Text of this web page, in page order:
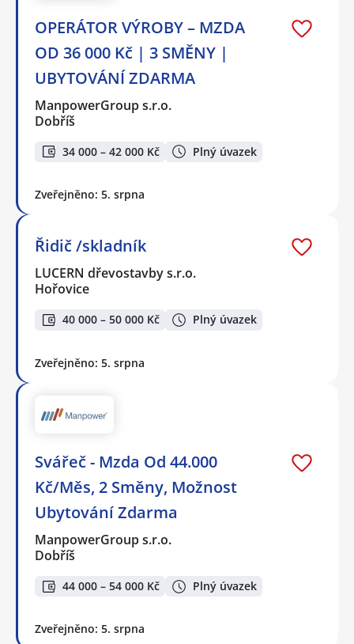
OPERÁTOR VÝROBY – MZDA
OD 36 000 Kč | 3 SMĚNY |
UBYTOVÁNÍ ZDARMA
ManpowerGroup s.r.o.
Dobříš
34 000 – 42 000 Kč Plný úvazek
Zveřejněno: 5. srpna
Řidič /skladník
LUCERN dřevostavby s.r.o.
Hořovice
40 000 – 50 000 Kč Plný úvazek
Zveřejněno: 5. srpna
Svářeč - Mzda Od 44.000
Kč/Měs, 2 Směny, Možnost
Ubytování Zdarma
ManpowerGroup s.r.o.
Dobříš
44 000 – 54 000 Kč Plný úvazek
Zveřejněno: 5. srpna